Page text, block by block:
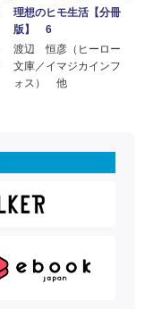
理想のヒモ生活【分冊
版】 6
渡辺 恒彦（ヒーロー
文庫／イマジカインフ
ォス） 他